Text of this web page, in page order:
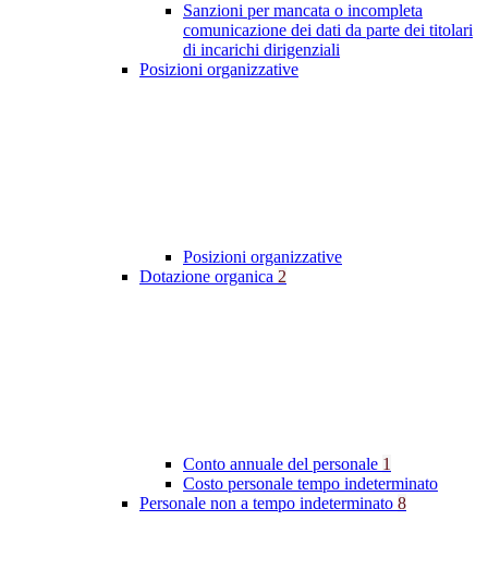
Sanzioni per mancata o incompleta
comunicazione dei dati da parte dei titolari
di incarichi dirigenziali
Posizioni organizzative
Posizioni organizzative
Dotazione organica 2
Conto annuale del personale 1
Costo personale tempo indeterminato
Personale non a tempo indeterminato 8